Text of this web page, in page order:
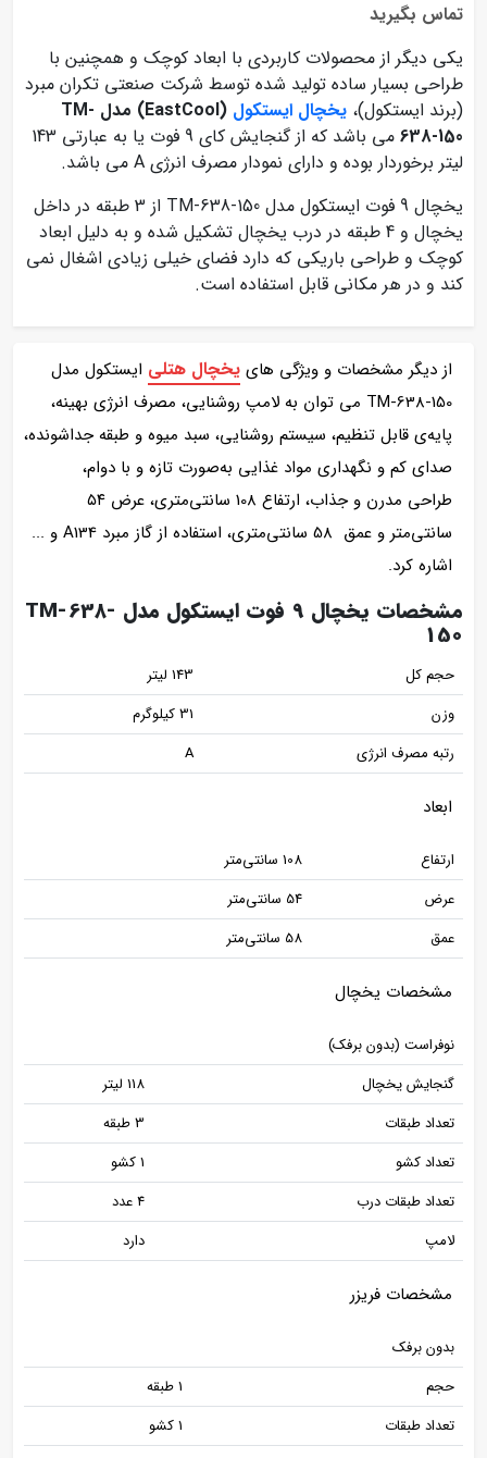
تماس بگیرید
یکی دیگر از محصولات کاربردی با ابعاد کوچک و همچنین با
طراحی بسیار ساده تولید شده توسط شرکت صنعتی تکران‌ مبرد
(برند ایستکول)، یخچال ایستکول
(EastCool) مدل TM-
638-150
می باشد که از گنجایش کای 9 فوت یا به عبارتی 143
لیتر برخوردار بوده و دارای نمودار مصرف انرژی A می باشد.
یخچال 9 فوت ایستکول مدل TM-638-150 از 3 طبقه در داخل
یخچال و 4 طبقه در درب یخچال تشکیل شده و به دلیل ابعاد
کوچک و طراحی باریکی که دارد فضای خیلی زیادی اشغال نمی
کند و در هر مکانی قابل استفاده است.
از دیگر مشخصات و ویژگی های یخچال هتلی ایستکول مدل
TM-638-150 می توان به لامپ روشنایی، مصرف انرژی بهینه،
پایه‌ی قابل تنظیم، سیستم روشنایی، سبد میوه و طبقه جداشونده،
صدای کم و نگهداری مواد غذایی به‌صورت تازه و با دوام،
طراحی مدرن و جذاب، ارتفاع 108 سانتی‌متری، عرض ۵۴
سانتی‌متر و عمق 58 سانتی‌متری، استفاده از گاز مبرد A134 و ...
اشاره کرد.
مشخصات یخچال 9 فوت ایستکول مدل TM-638-
150
حجم کل
143 لیتر
وزن
31 کیلوگرم
رتبه مصرف انرژی
A
ابعاد
ارتفاع
108 سانتی‌متر
عرض
54 سانتی‌متر
عمق
58 سانتی‌متر
مشخصات یخچال
نوفراست (بدون برفک)
گنجایش یخچال
118 لیتر
تعداد طبقات
3 طبقه
تعداد کشو
1 کشو
تعداد طبقات درب
4 عدد
لامپ
دارد
مشخصات فریزر
بدون برفک
حجم
1 طبقه
تعداد طبقات
1 کشو